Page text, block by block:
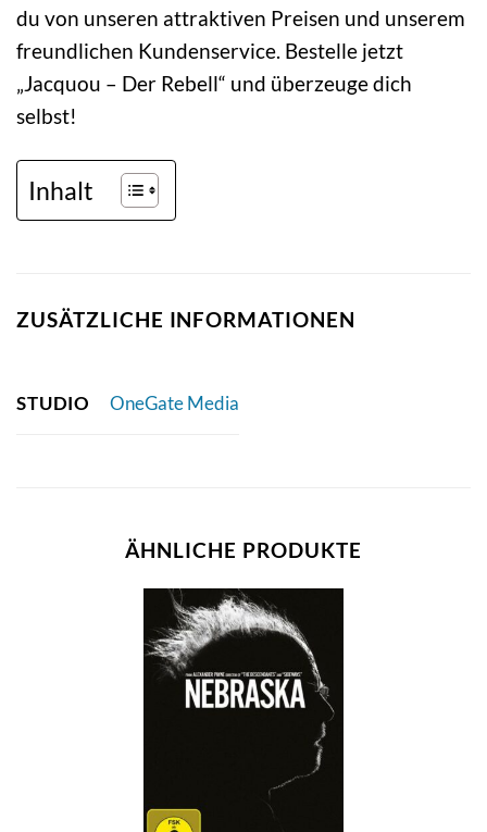
du von unseren attraktiven Preisen und unserem
freundlichen Kundenservice. Bestelle jetzt
„Jacquou – Der Rebell“ und überzeuge dich
selbst!
Inhalt
ZUSÄTZLICHE INFORMATIONEN
STUDIO OneGate Media
ÄHNLICHE PRODUKTE